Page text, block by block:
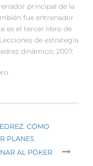
principal de la
fue entrenador
es el tercer libro de
de estrategia
dinámico, 2007.
CÓMO
PLANES
AL PÓKER